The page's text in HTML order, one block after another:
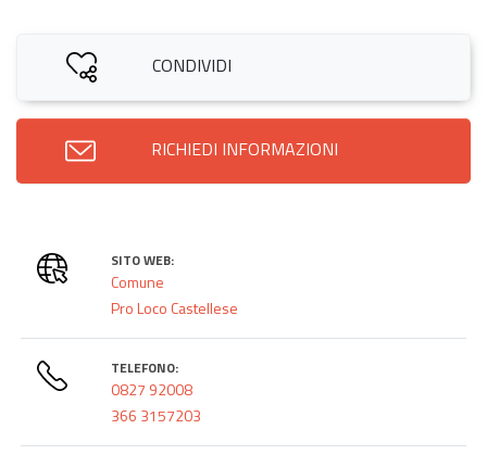
CONDIVIDI
RICHIEDI INFORMAZIONI
SITO WEB:
Comune
Pro Loco Castellese
TELEFONO:
0827 92008
366 3157203